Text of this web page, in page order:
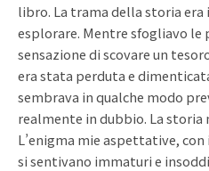
libro. La trama della storia
esplorare. Mentre sfogliavo le
sensazione di scovare un
era stata perduta e
sembrava in qualche modo
realmente in dubbio. La
L’enigma mie aspettative,
si sentivano immaturi e